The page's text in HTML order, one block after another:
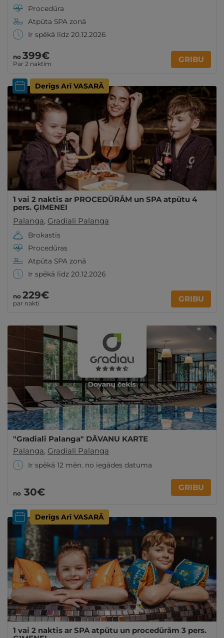
Procedūra
Atpūta SPA zonā
Ir spēkā līdz 20.12.2026
no 399€
Par 2 naktīm GRIBU
Derīgs Arī VASARĀ
1 vai 2 naktis ar PROCEDŪRĀM un SPA atpūtu 4
pers. ĢIMENEI
Palanga, Gradiali Palanga
Brokastis
Procedūras
Atpūta SPA zonā
Ir spēkā līdz 20.12.2026
no 229€
par nakti GRIBU
"Gradiali Palanga" DĀVANU KARTE
Palanga, Gradiali Palanga
Ir spēkā 12 mēn. no iegādes datuma
no 30€ GRIBU
Derīgs Arī VASARĀ
1 vai 2 naktis ar SPA atpūtu un procedūrām 3 pers.